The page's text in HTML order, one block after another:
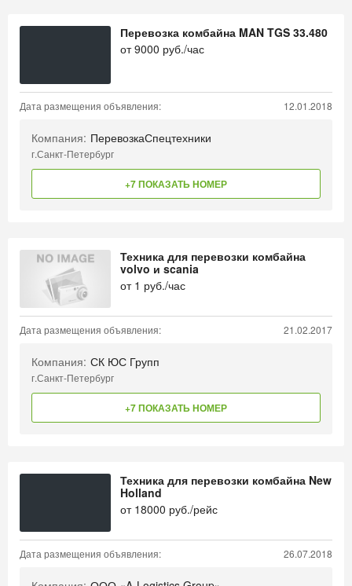
Перевозка комбайна MAN TGS 33.480
от9000 руб./час
Дата размещения объявления: 12.01.2018
Компания: ПеревозкаСпецтехники
г.Санкт-Петербург
+7 ПОКАЗАТЬ НОМЕР
Техника для перевозки комбайна
volvo и scania
от 1 руб./час
Дата размещения объявления: 21.02.2017
Компания: СК ЮС Групп
г.Санкт-Петербург
+7 ПОКАЗАТЬ НОМЕР
Техника для перевозки комбайна New
Holland
от 18000 руб./рейс
Дата размещения объявления: 26.07.2018